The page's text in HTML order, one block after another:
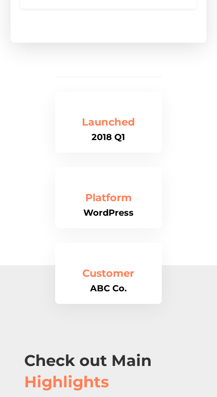
Launched
2018 Q1
Platform
WordPress
Customer
ABC Co.
Check out Main
Highlights